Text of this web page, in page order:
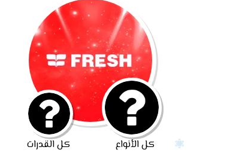
كل القدرات كل الأنواع